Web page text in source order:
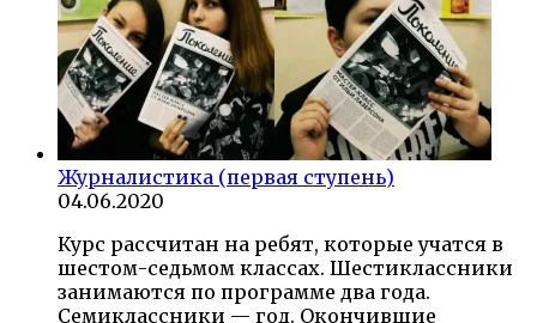
Журналистика (первая ступень)
04.06.2020
Курс рассчитан на ребят, которые учатся в
шестом-седьмом классах. Шестиклассники
занимаются по программе два года.
Семиклассники — год. Окончившие